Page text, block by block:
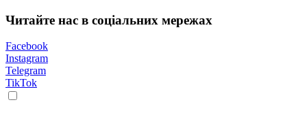
Читайте нас в соціальних мережах
Facebook
Instagram
Telegram
TikTok